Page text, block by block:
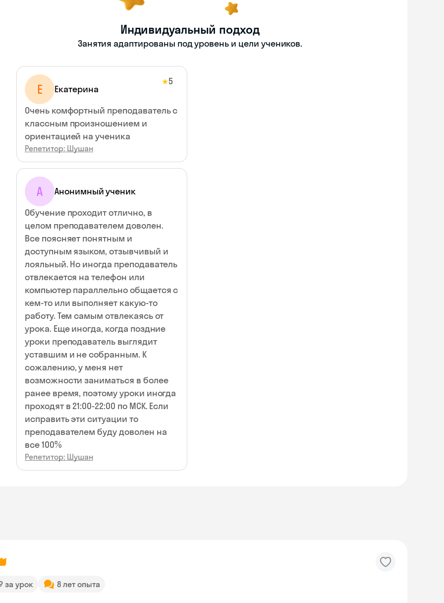
Индивидуальный подход
Занятия адаптированы под уровень и цели учеников.
Е Екатерина
★5
Очень комфортный преподаватель с
классным произношением и
ориентацией на ученика
Репетитор: Шушан
А
Анонимный ученик
Обучение проходит отлично, в
целом преподавателем доволен.
Все поясняет понятным и
доступным языком, отзывчивый и
лояльный. Но иногда преподаватель
отвлекается на телефон или
компьютер параллельно общается с
кем-то или выполняет какую-то
работу. Тем самым отвлекаясь от
урока. Еще иногда, когда поздние
уроки преподаватель выглядит
уставшим и не собранным. К
сожалению, у меня нет
возможности заниматься в более
ранее время, поэтому уроки иногда
проходят в 21:00-22:00 по МСК. Если
исправить эти ситуации то
преподавателем буду доволен на
все 100%
Репетитор: Шушан
за урок 8 лет опыта